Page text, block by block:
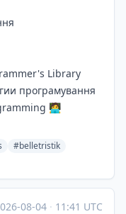
Library
програмування
🧑‍💻
#belletristik
08-04 · 11:41 UTC